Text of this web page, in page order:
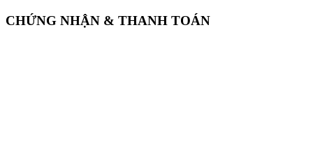
CHỨNG NHẬN & THANH TOÁN